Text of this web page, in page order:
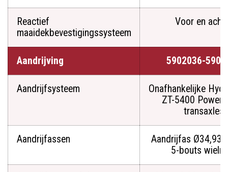
Reactief
maaidekbevestigingssysteem
Voor en
Aandrijving 5902036-
Aandrijfsysteem
Onafhankelijke
ZT-5400
transaxles
Aandrijfassen
Aandrijfas Ø34,93
5-bouts